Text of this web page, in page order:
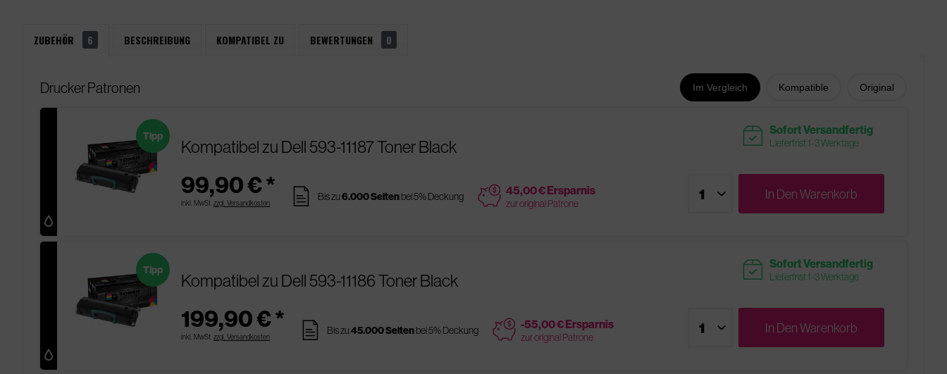
ZUBEHÖR 6 BESCHREIBUNG KOMPATIBEL ZU BEWERTUNGEN 0
Im Vergleich Kompatible Original
Drucker Patronen
Kompatibel zu Dell 593-11187 Toner Black
99,90 € *
inkl. MwSt. zzgl. Versandkosten
Tipp
pages Bis zu6.000 Seitenbei 5% Deckung price 45,00 € Ersparnis
zur original Patrone
readytoship Sofort Versandfertig
Lieferfrist 1-3 Werktage
In DenWarenkorb
Kompatibel zu Dell 593-11186 Toner Black
199,90 € *
inkl. MwSt. zzgl. Versandkosten
Tipp
pages Bis zu45.000 Seitenbei 5% Deckung price -55,00 € Ersparnis
zur original Patrone
readytoship Sofort Versandfertig
Lieferfrist 1-3 Werktage
In DenWarenkorb